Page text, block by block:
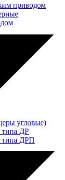
приводом
угловые)
типа ДР
типа ДРП